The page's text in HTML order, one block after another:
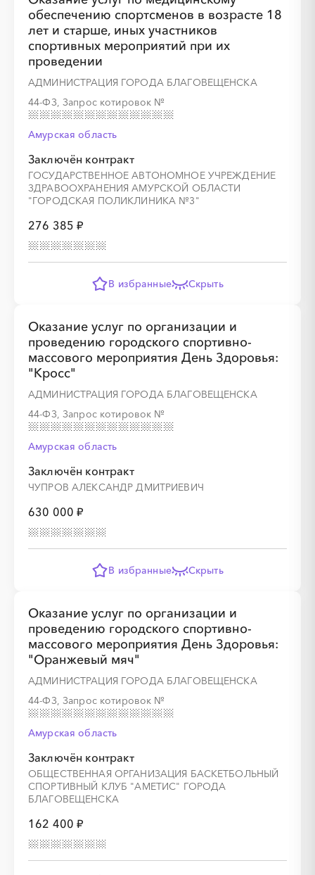
обеспечению спортсменов в возрасте 18
лет и старше, иных участников
спортивных мероприятий при их
проведении
АДМИНИСТРАЦИЯ ГОРОДА БЛАГОВЕЩЕНСКА
44-ФЗ, Запрос котировок №
Амурская область
Заключён контракт
ГОСУДАРСТВЕННОЕ АВТОНОМНОЕ УЧРЕЖДЕНИЕ
ЗДРАВООХРАНЕНИЯ АМУРСКОЙ ОБЛАСТИ
"ГОРОДСКАЯ ПОЛИКЛИНИКА №3"
276 385 ₽
В избранные Скрыть
Оказание услуг по организации и
проведению городского спортивно-
массового мероприятия День Здоровья:
"Кросс"
АДМИНИСТРАЦИЯ ГОРОДА БЛАГОВЕЩЕНСКА
44-ФЗ, Запрос котировок №
Амурская область
Заключён контракт
ЧУПРОВ АЛЕКСАНДР ДМИТРИЕВИЧ
630 000 ₽
В избранные Скрыть
Оказание услуг по организации и
проведению городского спортивно-
массового мероприятия День Здоровья:
"Оранжевый мяч"
АДМИНИСТРАЦИЯ ГОРОДА БЛАГОВЕЩЕНСКА
44-ФЗ, Запрос котировок №
Амурская область
Заключён контракт
ОБЩЕСТВЕННАЯ ОРГАНИЗАЦИЯ БАСКЕТБОЛЬНЫЙ
СПОРТИВНЫЙ КЛУБ "АМЕТИС" ГОРОДА
БЛАГОВЕЩЕНСКА
162 400 ₽
░░░░░░ ░░░░ ░
░░░░░░░░ ░░░
░
░
░
░
░
░░░ ░░ ░
░
░
░
░
░
░
░
░
░